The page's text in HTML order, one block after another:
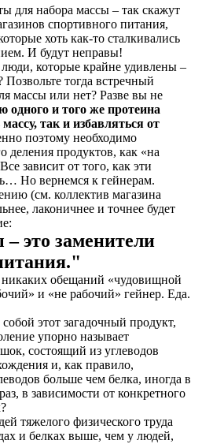
для набора массы – так скажут
спортивного питания,
хоть как-то сталкивались
И будут неправы!
которые крайне удивлены –
Позвольте тогда встречный
массы или нет? Разве вы не
одного и того же протеина
так и избавляться от
поэтому необходимо
деления продуктов, как «на
зависит от того, как эти
Но вернемся к гейнерам.
(см. коллектив магазина
лаконичнее и точнее будет
это заменители
обещаний «чудовищной
и «не рабочий» гейнер. Еда.
этот загадочный продукт,
упорно называет
состоящий из углеводов
и, как правило,
больше чем белка, иногда в
в зависимости от конкретного
тяжелого физического труда
и белках выше, чем у людей,